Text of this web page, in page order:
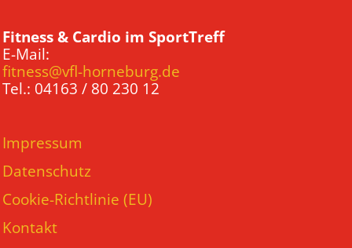
Fitness & Cardio im SportTreff
E-Mail:
fitness@vfl-horneburg.de
Tel.: 04163 / 80 230 12
Impressum
Datenschutz
Cookie-Richtlinie (EU)
Kontakt